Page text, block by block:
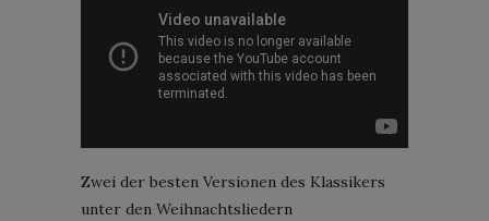
Zwei der besten Versionen des Klassikers
unter den Weihnachtsliedern